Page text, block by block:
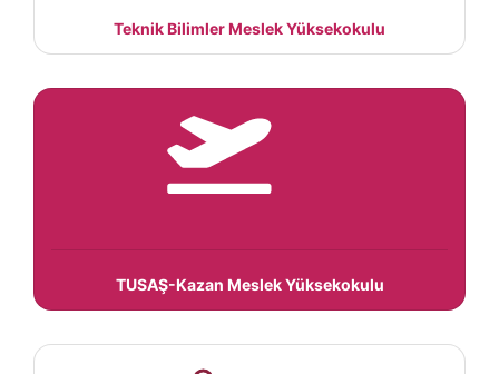
Teknik Bilimler Meslek Yüksekokulu
TUSAŞ-Kazan Meslek Yüksekokulu